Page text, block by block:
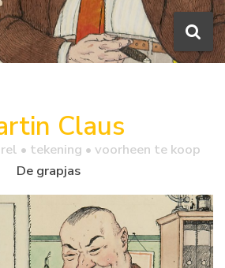
Claus
• tekening • voorheen te koop
De grapjas